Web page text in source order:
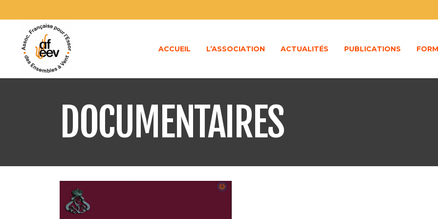
ACCUEIL L’ASSOCIATION ACTUALITÉS PUBLICATIONS
DOCUMENTAIRES